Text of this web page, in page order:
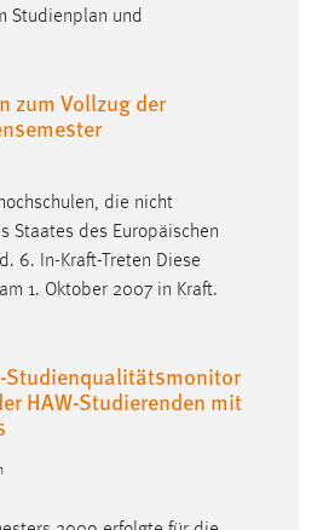
Studienplan und
zum Vollzug der
die nicht
Staates des Europäischen
6. In-Kraft-Treten Diese
1. Oktober 2007 in Kraft.
Studienqualitätsmonitor
HAW-Studierenden mit